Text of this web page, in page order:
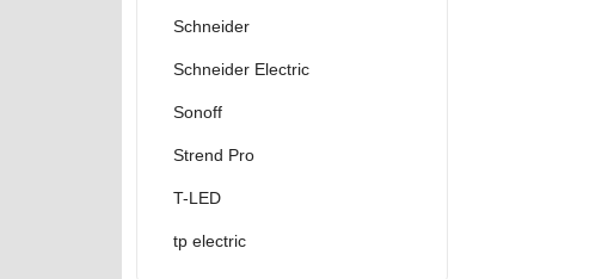
Schneider
Schneider Electric
Sonoff
Strend Pro
T-LED
tp electric